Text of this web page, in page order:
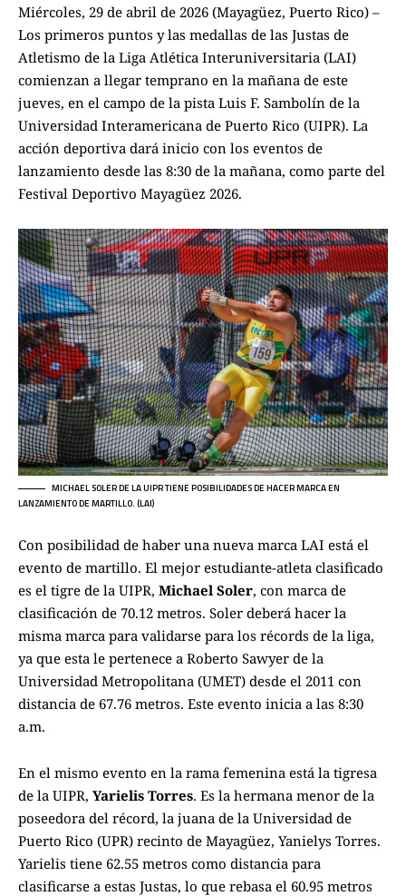
Miércoles, 29 de abril de 2026 (Mayagüez, Puerto Rico) –
Los primeros puntos y las medallas de las Justas de
Atletismo de la Liga Atlética Interuniversitaria (LAI)
comienzan a llegar temprano en la mañana de este
jueves, en el campo de la pista Luis F. Sambolín de la
Universidad Interamericana de Puerto Rico (UIPR). La
acción deportiva dará inicio con los eventos de
lanzamiento desde las 8:30 de la mañana, como parte del
Festival Deportivo Mayagüez 2026.
MICHAEL SOLER DE LA UIPR TIENE POSIBILIDADES DE HACER MARCA EN
LANZAMIENTO DE MARTILLO. (LAI)
Con posibilidad de haber una nueva marca LAI está el
evento de martillo. El mejor estudiante-atleta clasificado
es el tigre de la UIPR, Michael Soler, con marca de
clasificación de 70.12 metros. Soler deberá hacer la
misma marca para validarse para los récords de la liga,
ya que esta le pertenece a Roberto Sawyer de la
Universidad Metropolitana (UMET) desde el 2011 con
distancia de 67.76 metros. Este evento inicia a las 8:30
a.m.
En el mismo evento en la rama femenina está la tigresa
de la UIPR, Yarielis Torres. Es la hermana menor de la
poseedora del récord, la juana de la Universidad de
Puerto Rico (UPR) recinto de Mayagüez, Yanielys Torres.
Yarielis tiene 62.55 metros como distancia para
clasificarse a estas Justas, lo que rebasa el 60.95 metros